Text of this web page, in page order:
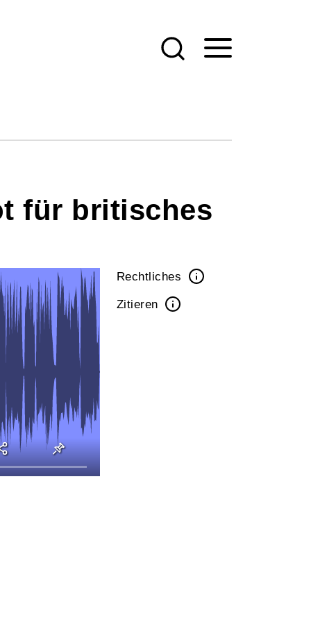
für britisches
Rechtliches
Zitieren